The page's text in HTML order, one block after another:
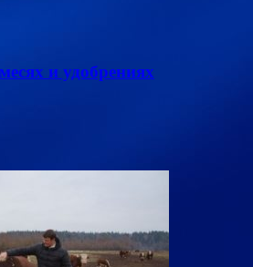
и удобрениях